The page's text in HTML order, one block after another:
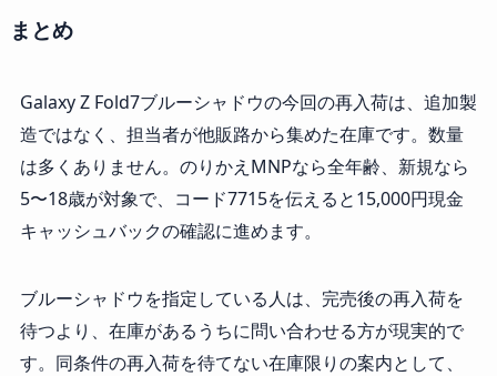
まとめ
Galaxy Z Fold7ブルーシャドウの今回の再入荷は、追加製
造ではなく、担当者が他販路から集めた在庫です。数量
は多くありません。のりかえMNPなら全年齢、新規なら
5〜18歳が対象で、コード7715を伝えると15,000円現金
キャッシュバックの確認に進めます。
ブルーシャドウを指定している人は、完売後の再入荷を
待つより、在庫があるうちに問い合わせる方が現実的で
す。同条件の再入荷を待てない在庫限りの案内として、